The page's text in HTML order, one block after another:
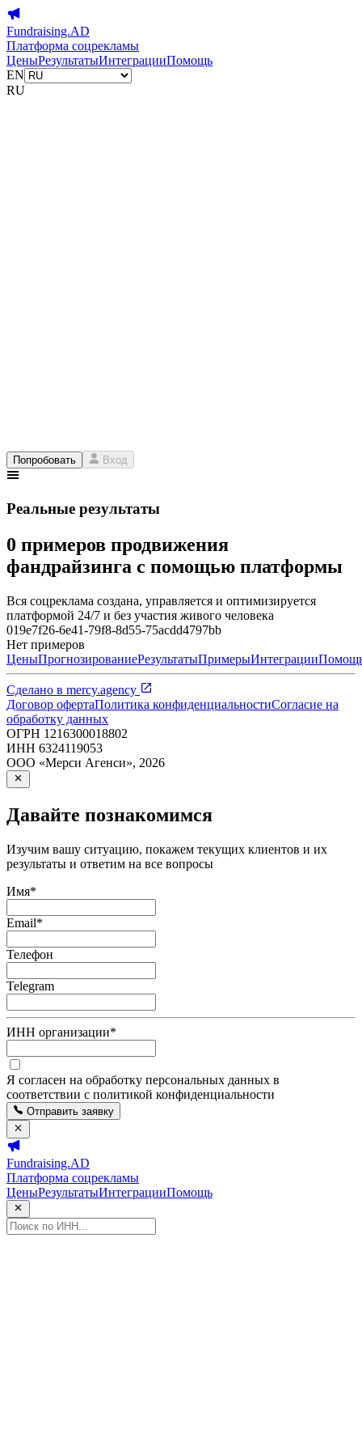
Fundraising.AD
Платформа соцрекламы
ЦеныРезультатыИнтеграцииПомощь
EN
RU
Попробовать Вход
Реальные результаты
0 примеров продвижения
фандрайзинга с помощью платформы
Вся соцреклама создана, управляется и оптимизируется
платформой 24/7 и без участия живого человека
019e7f26-6e41-79f8-8d55-75acdd4797bb
Нет примеров
ЦеныПрогнозированиеРезультатыПримерыИнтеграции
Сделано в mercy.agency
Договор офертаПолитика конфиденциальностиСогласие на
обработку данных
ОГРН 1216300018802
ИНН 6324119053
ООО «Мерси Агенси», 2026
Давайте познакомимся
Изучим вашу ситуацию, покажем текущих клиентов и их
результаты и ответим на все вопросы
Имя*
Email*
Телефон
Telegram
ИНН организации*
Я согласен на обработку персональных данных в
соответствии с политикой конфиденциальности
Отправить заявку
Fundraising.AD
Платформа соцрекламы
ЦеныРезультатыИнтеграцииПомощь